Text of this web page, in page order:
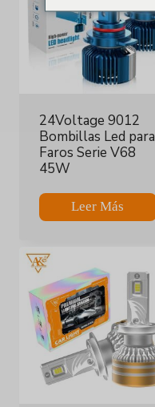
24Voltage 9012
Bombillas Led para
Faros Serie V68
45W
Leer Más